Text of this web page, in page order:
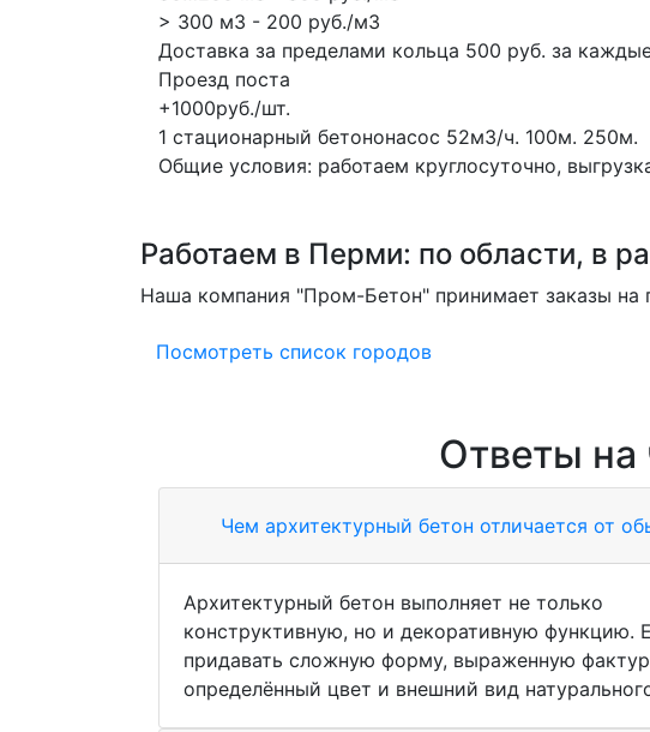
> 300 м3 - 200 руб./м3
Доставка за пределами кольца 500 руб. за
Проезд поста
+1000руб./шт.
1 стационарный бетононасос 52м3/ч. 100м. 250м.
Общие условия: работаем круглосуточно,
Работаем в Перми: по области, в
Наша компания "Пром-Бетон" принимает заказы на
Посмотреть список городов
Ответы на
Чем архитектурный бетон отличается от
Архитектурный бетон выполняет не только
конструктивную, но и декоративную функцию.
придавать сложную форму, выраженную
определённый цвет и внешний вид